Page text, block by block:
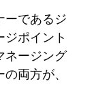
ーであるジ
ポイント
ネージング
両方が、